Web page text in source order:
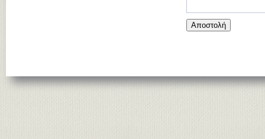
Αποστολή